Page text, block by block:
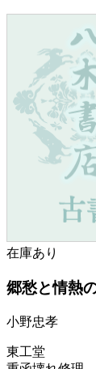
在庫あり
郷愁と情熱
小野忠孝
東工堂